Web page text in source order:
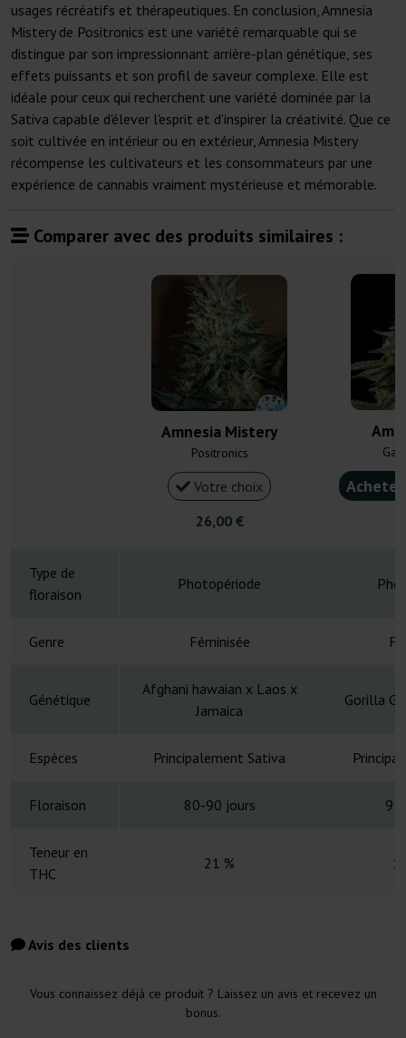
usages récréatifs et thérapeutiques. En conclusion, Amnesia
Mistery de Positronics est une variété remarquable qui se
distingue par son impressionnant arrière-plan génétique, ses
effets puissants et son profil de saveur complexe. Elle est
idéale pour ceux qui recherchent une variété dominée par la
Sativa capable d'élever l'esprit et d'inspirer la créativité. Que ce
soit cultivée en intérieur ou en extérieur, Amnesia Mistery
récompense les cultivateurs et les consommateurs par une
expérience de cannabis vraiment mystérieuse et mémorable.
Comparer avec des produits similaires :
Amnesia Mistery
Positronics
Votre choix
26,00 €
Type de
floraison
Photopériode
Genre Féminisée
Génétique
Afghani hawaian x Laos x
Jamaica
Gorilla
Espèces Principalement Sativa
Floraison 80-90 jours 9
Teneur en
THC
21 %
Avis des clients
Vous connaissez déjà ce produit ? Laissez un avis et recevez un
bonus.